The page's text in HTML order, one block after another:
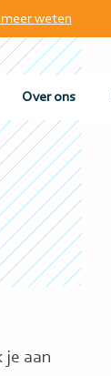
weten
Over ons
aan